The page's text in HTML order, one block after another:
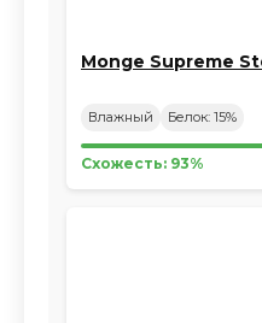
Monge Supreme
Влажный Белок: 15%
Схожесть: 93%